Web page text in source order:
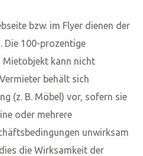
bzw. im Flyer dienen der
Die 100-prozentige
Mietobjekt kann nicht
behält sich
(z. B. Möbel) vor, sofern sie
oder mehrere
unwirksam
die Wirksamkeit der